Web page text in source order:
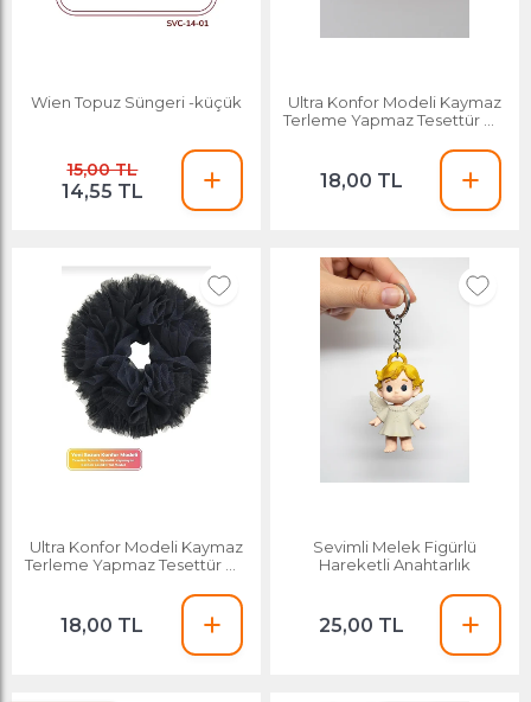
Wien Topuz Süngeri -küçük
15,00 TL
14,55 TL
Ultra Konfor Modeli Kaymaz
Terleme Yapmaz Tesettür Şal
18,00 TL
Ultra Konfor Modeli Kaymaz
Terleme Yapmaz Tesettür Şal
18,00 TL
Sevimli Melek Figürlü
Hareketli Anahtarlık
25,00 TL